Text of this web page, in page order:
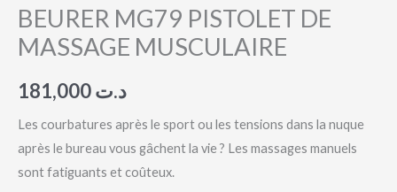
BEURER MG79 PISTOLET DE
MASSAGE MUSCULAIRE
د.ت
Les courbatures après le sport ou les tensions dans la nuque
après le bureau vous gâchent la vie ? Les massages manuels
sont fatiguants et coûteux.
MASSAGE
MUSCULAIRE